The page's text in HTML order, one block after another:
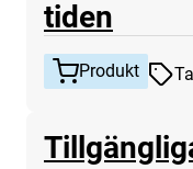
tiden
Produkt